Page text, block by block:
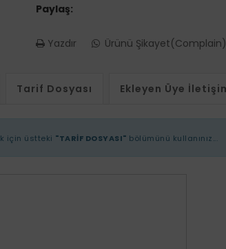
Paylaş:
Yazdır Ürünü Şikayet(Complain)
Tarif Dosyası Ekleyen Üye
için üstteki "TARİF DOSYASI" bölümünü kullanınız...